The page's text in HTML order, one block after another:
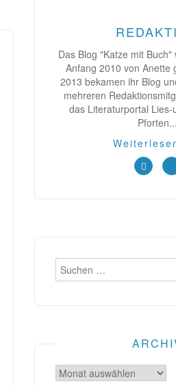
Das Blog "Katze mit
Anfang 2010 von Anette
2013 bekamen ihr Blog
mehreren
das Literaturportal Lies-
Pforten...
Suchen
nach:
Archiv